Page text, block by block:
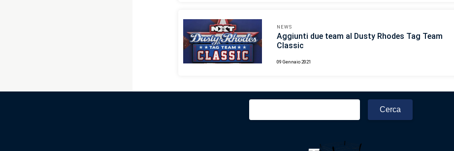
NEWS
Aggiunti due team al Dusty Rhodes Tag Team
Classic
09 Gennaio 2021
Ricerca